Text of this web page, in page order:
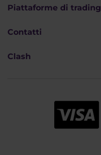
Piattaforme di trading
Contatti
Clash